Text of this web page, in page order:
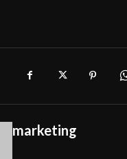
marketing